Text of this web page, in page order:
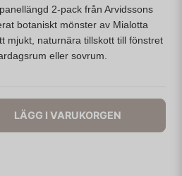
2-pack från Arvidssons
botaniskt mönster av Mialotta
mjukt, naturnära tillskott till fönstret
eller sovrum.
LÄGG I VARUKORGEN